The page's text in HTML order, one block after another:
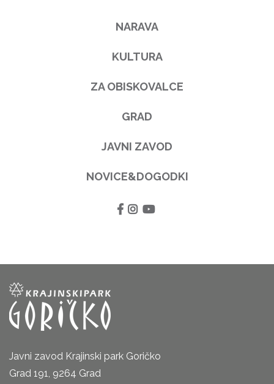
NARAVA
KULTURA
ZA OBISKOVALCE
GRAD
JAVNI ZAVOD
NOVICE&DOGODKI
Javni zavod Krajinski park Goričko
Grad 191, 9264 Grad